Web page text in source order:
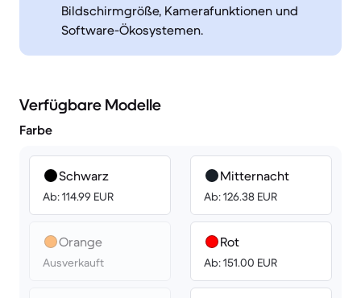
Bildschirmgröße, Kamerafunktionen und
Software-Ökosystemen.
Verfügbare Modelle
Farbe
Schwarz
Ab: 114.99 EUR
Orange
Ausverkauft
Mitternacht
Ab: 126.38 EUR
Rot
Ab: 151.00 EUR